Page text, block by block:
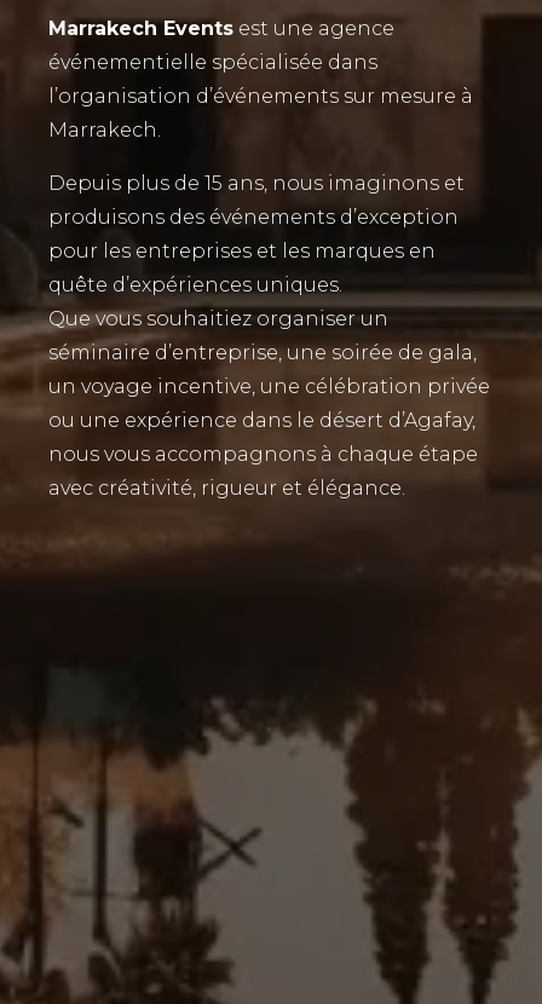
Marrakech Events est une agence
événementielle spécialisée dans
l’organisation d’événements sur mesure à
Marrakech.
Depuis plus de 15 ans, nous imaginons et
produisons des événements d’exception
pour les entreprises et les marques en
quête d’expériences uniques.
Que vous souhaitiez organiser un
séminaire d’entreprise, une soirée de gala,
un voyage incentive, une célébration privée
ou une expérience dans le désert d’Agafay,
nous vous accompagnons à chaque étape
avec créativité, rigueur et élégance.